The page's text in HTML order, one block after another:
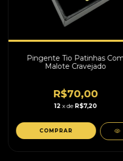
Pingente Tio Patinhas
Malote Cravejado
R$70,00
12 x de R$7,20